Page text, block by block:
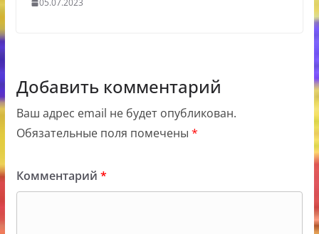
05.07.2023
Добавить комментарий
Ваш адрес email не будет опубликован.
Обязательные поля помечены *
Комментарий *